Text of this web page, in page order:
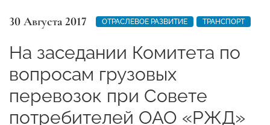
30 Августа 2017 ОТРАСЛЕВОЕ РАЗВИТИЕ ТРАНСПОРТ
На заседании Комитета по
вопросам грузовых
перевозок при Совете
потребителей ОАО «РЖД»